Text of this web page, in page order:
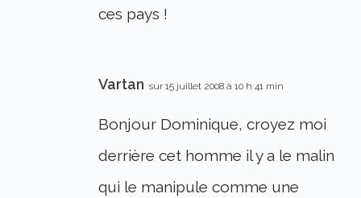
ces pays !
Vartan sur 15 juillet 2008 à 10 h 41 min
Bonjour Dominique, croyez moi
derrière cet homme il y a le malin
qui le manipule comme une